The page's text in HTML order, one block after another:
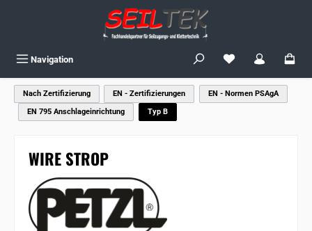
Navigation Du hast 0
Nach Zertifizierung EN - Zertifizierungen
EN - Normen PSAgA
EN 795 Anschlageinrichtung
Typ B
WIRE STROP